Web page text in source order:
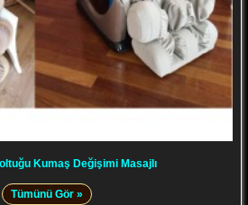
Kumaş Değişimi Masajlı
Tümünü Gör »